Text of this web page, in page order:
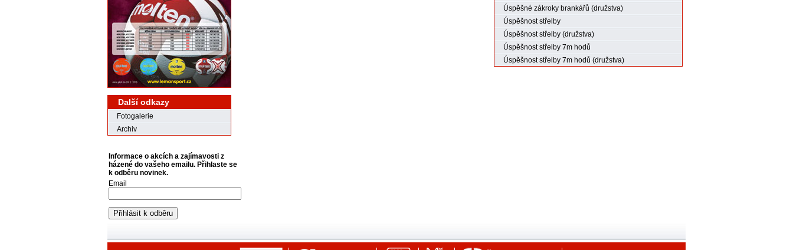
Další odkazy
Fotogalerie
Archiv
Informace o akcích a zajímavosti z
házené do vašeho emailu. Přihlaste se
k odběru novinek.
Email
Úspěšné zákroky brankářů (družstva)
Úspěšnost střelby
Úspěšnost střelby (družstva)
Úspěšnost střelby 7m hodů
Úspěšnost střelby 7m hodů (družstva)